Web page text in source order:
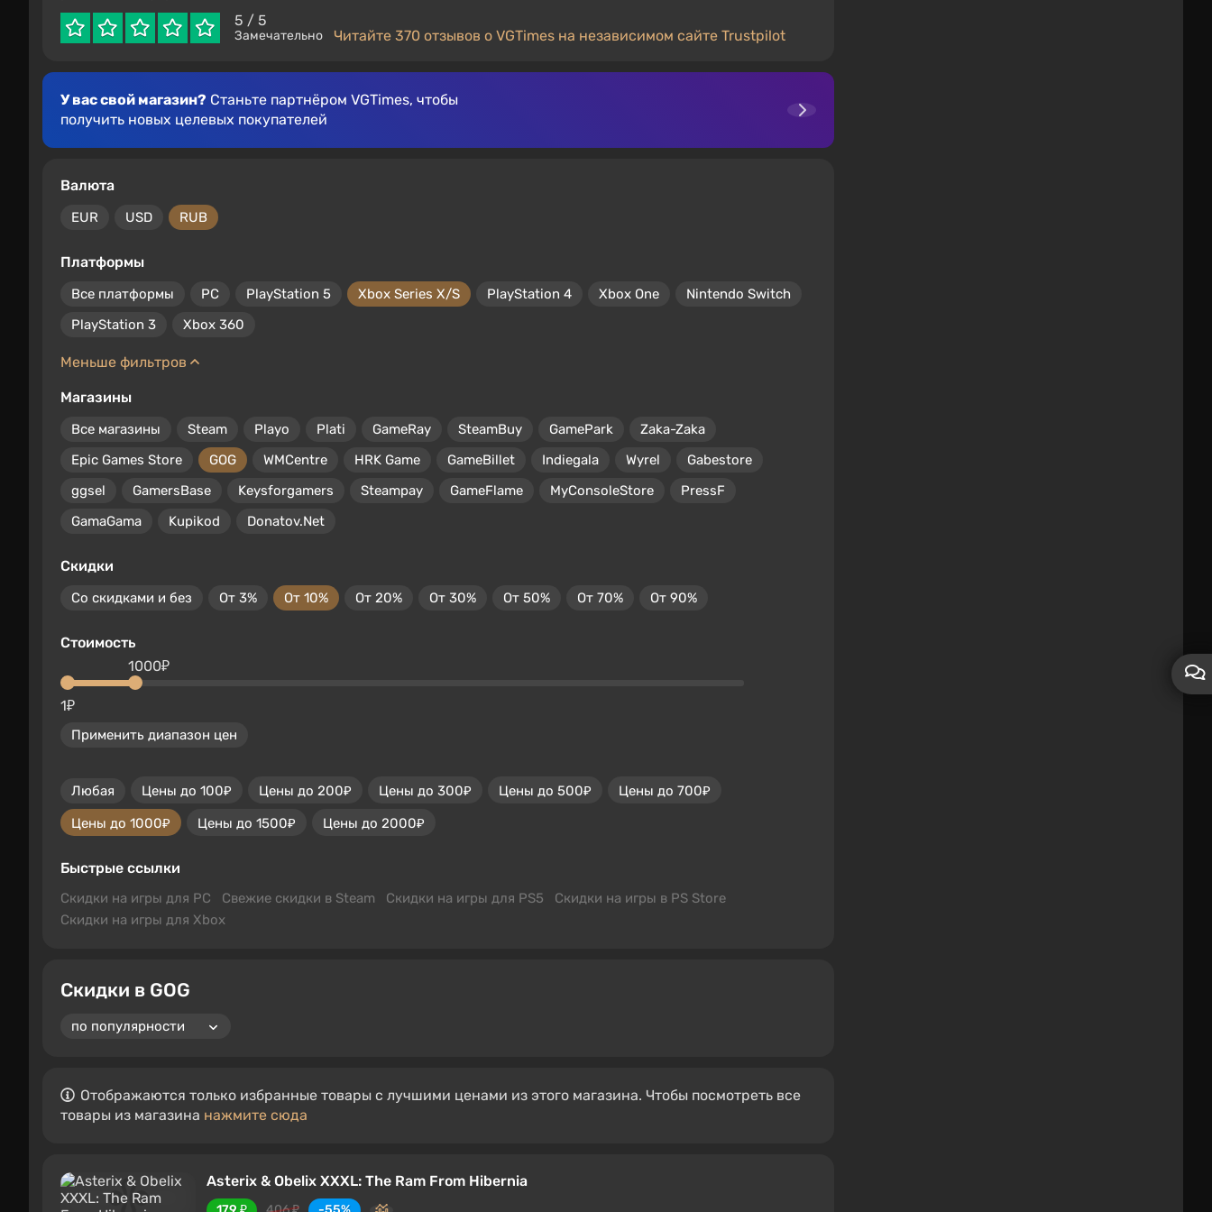
5 / 5
Замечательно Читайте 370 отзывов о VGTimes на независимом сайте Trustpilot
У вас свой магазин? Станьте партнёром VGTimes, чтобы
получить новых целевых покупателей
Валюта
EUR USD RUB
Платформы
Все платформы PC PlayStation 5 Xbox Series X/S PlayStation 4 Xbox One
Nintendo Switch
PlayStation 3
Xbox 360
Меньше фильтров
Магазины
Все магазины Steam Playo Plati GameRay SteamBuy GamePark
Zaka-Zaka
Epic Games Store
GOG WMCentre HRK Game GameBillet Indiegala Wyrel
Gabestore
ggsel
GamersBase Keysforgamers Steampay GameFlame MyConsoleStore
PressF
GamaGama
Kupikod Donatov.Net
Скидки
Со скидками и без От 3% От 10% От 20% От 30% От 50% От 70% От 90%
Стоимость
1₽
1000₽
Применить диапазон цен
Любая Цены до 100₽ Цены до 200₽ Цены до 300₽ Цены до 500₽
Цены до 700₽
Цены до 1000₽
Цены до 1500₽ Цены до 2000₽
Быстрые ссылки
Скидки на игры для PC Свежие скидки в Steam Скидки на игры для PS5
Скидки на игры в PS Store
Скидки на игры для Xbox
Скидки в GOG
Отображаются только избранные товары с лучшими ценами из этого магазина. Чтобы посмотреть все
товары из магазина нажмите сюда
Asterix & Obelix XXXL: The Ram From Hibernia